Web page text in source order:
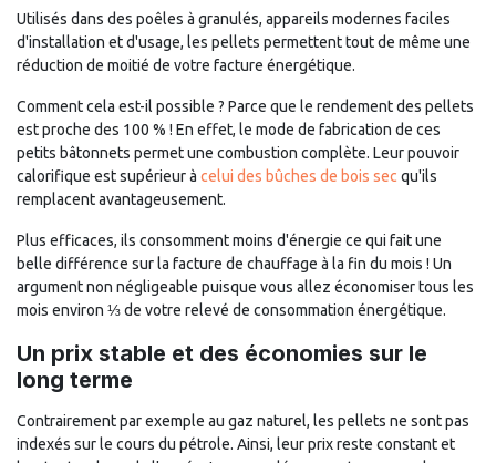
Utilisés dans des poêles à granulés, appareils modernes faciles
d'installation et d'usage, les pellets permettent tout de même une
réduction de moitié de votre facture énergétique.
Comment cela est-il possible ? Parce que le rendement des pellets
est proche des 100 % ! En effet, le mode de fabrication de ces
petits bâtonnets permet une combustion complète. Leur pouvoir
calorifique est supérieur à celui des bûches de bois sec qu'ils
remplacent avantageusement.
Plus efficaces, ils consomment moins d'énergie ce qui fait une
belle différence sur la facture de chauffage à la fin du mois ! Un
argument non négligeable puisque vous allez économiser tous les
mois environ ⅓ de votre relevé de consommation énergétique.
Un prix stable et des économies sur le
long terme
Contrairement par exemple au gaz naturel, les pellets ne sont pas
indexés sur le cours du pétrole. Ainsi, leur prix reste constant et